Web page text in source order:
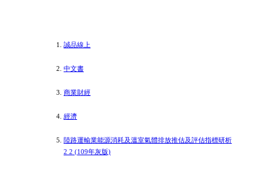
誠品線上
中文書
商業財經
經濟
陸路運輸業能源消耗及溫室氣體排放推估及評估指標研析
2 2 (109年灰版)